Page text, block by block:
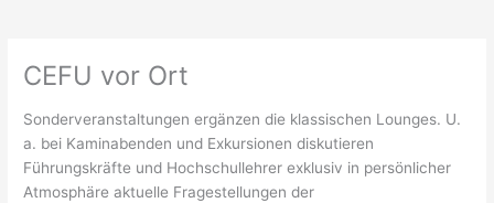
CEFU vor Ort
Sonderveranstaltungen ergänzen die klassischen Lounges. U.
a. bei Kaminabenden und Exkursionen diskutieren
Führungskräfte und Hochschullehrer exklusiv in persönlicher
Atmosphäre aktuelle Fragestellungen der